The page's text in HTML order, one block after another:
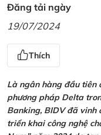
Đăng tải ngày
19/07/2024
Thích
Là ngân hàng đầu tiên
phương pháp Delta
Banking, BIDV đã vinh
triển khai công nghệ